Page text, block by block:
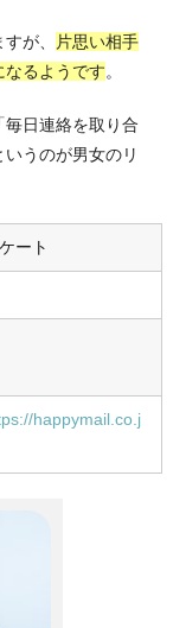
が、
片思い相手
なるようです。
日連絡を取り合
うのが男女のリ
ート
happymail.co.j